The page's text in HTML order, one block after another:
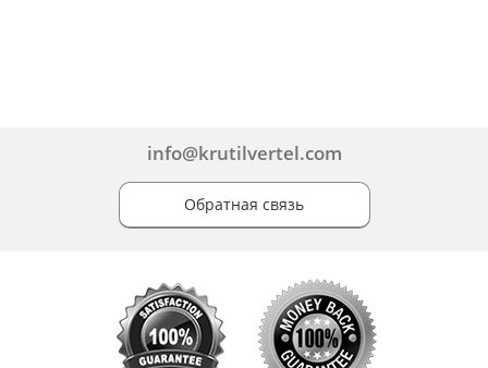
info@krutilvertel.com
Обратная связь